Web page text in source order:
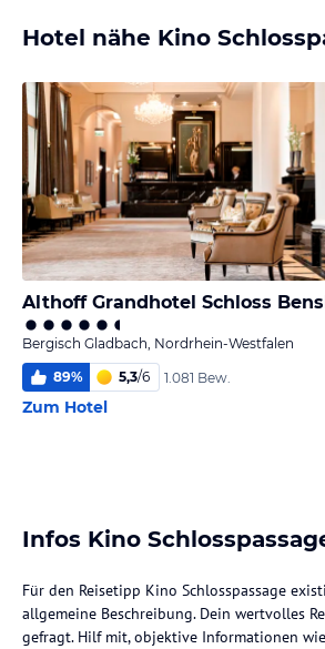
Hotel nähe Kino
Bergisch Gladbach, Nordrhein-Westfalen
89% 5,3/6 1.081 Bew.
Zum Hotel
Infos Kino
Für den Reisetipp Kino Schlosspassage
allgemeine Beschreibung. Dein wertvolles
gefragt. Hilf mit, objektive Informationen